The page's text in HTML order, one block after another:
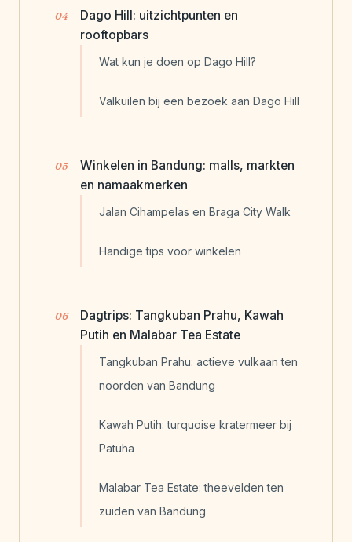
Dago Hill: uitzichtpunten en
rooftopbars
Wat kun je doen op Dago Hill?
Valkuilen bij een bezoek aan Dago Hill
Winkelen in Bandung: malls, markten
en namaakmerken
Jalan Cihampelas en Braga City Walk
Handige tips voor winkelen
Dagtrips: Tangkuban Prahu, Kawah
Putih en Malabar Tea Estate
Tangkuban Prahu: actieve vulkaan ten
noorden van Bandung
Kawah Putih: turquoise kratermeer bij
Patuha
Malabar Tea Estate: theevelden ten
zuiden van Bandung